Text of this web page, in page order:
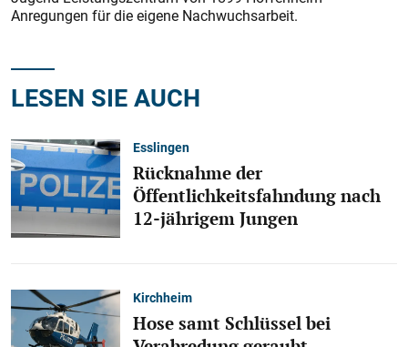
Anregungen für die eigene Nachwuchsarbeit.
LESEN SIE AUCH
Esslingen
Rücknahme der
Öffentlichkeitsfahndung nach
12-jährigem Jungen
Kirchheim
Hose samt Schlüssel bei